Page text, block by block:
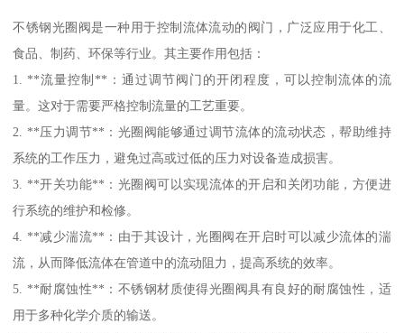
不锈钢光圈阀是一种用于控制流体流动的阀门，广泛应用于化工、
食品、制药、环保等行业。其主要作用包括：
1. **流量控制**：通过调节阀门的开闭程度，可以控制流体的流
量。这对于需要严格控制流量的工艺重要。
2. **压力调节**：光圈阀能够通过调节流体的流动状态，帮助维持
系统的工作压力，避免过高或过低的压力对设备造成损害。
3. **开关功能**：光圈阀可以实现流体的开启和关闭功能，方便进
行系统的维护和检修。
4. **减少湍流**：由于其设计，光圈阀在开启时可以减少流体的湍
流，从而降低流体在管道中的流动阻力，提高系统的效率。
5. **耐腐蚀性**：不锈钢材质使得光圈阀具有良好的耐腐蚀性，适
用于多种化学介质的输送。